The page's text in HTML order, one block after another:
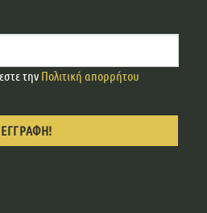
την Πολιτική απορρήτου